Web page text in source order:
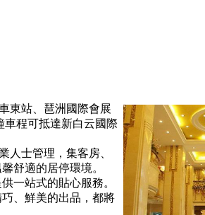
東站、琶洲國際會展
車程可抵達新白云國際
人士管理，集客房、
舒適的居停環境。
一站式的貼心服務。
、鮮美的出品，都將